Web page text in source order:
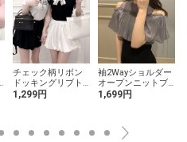
チェック柄リボン
ドッキングリブト
ップス
1,299円
袖2Wayショルダー
オープンニットブ
ラウス
1,699円